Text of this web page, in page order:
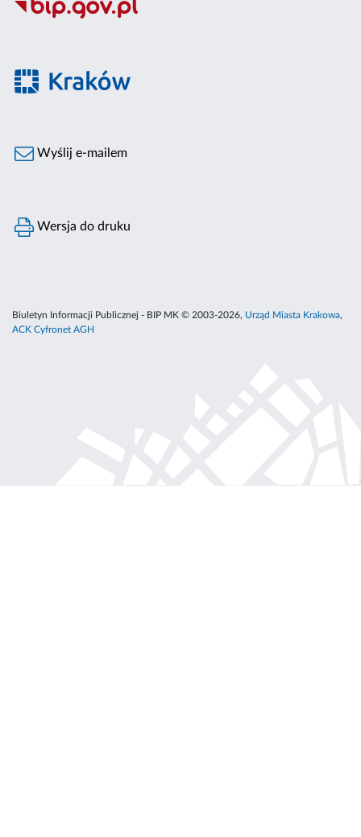
Wyślij e-mailem
Wersja do druku
Biuletyn Informacji Publicznej - BIP MK © 2003-2026, Urząd Miasta Krakowa,
ACK Cyfronet AGH